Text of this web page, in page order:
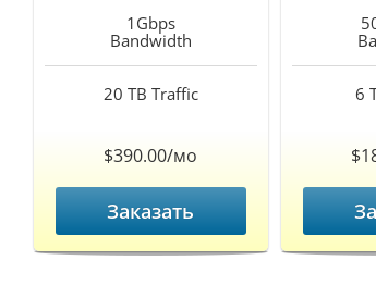
1Gbps
Bandwidth
20 TB Traffic
$390.00/мо
Заказать
6